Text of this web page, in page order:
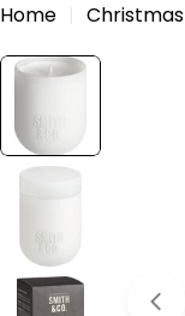
Home Christmas